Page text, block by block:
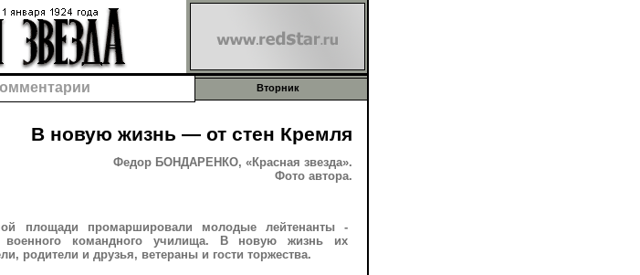
Вторник
В новую жизнь — от стен Кремля
Федор БОНДАРЕНКО, «Красная звезда».
Фото автора.
площади промаршировали молодые лейтенанты -
военного командного училища. В новую жизнь их
родители и друзья, ветераны и гости торжества.